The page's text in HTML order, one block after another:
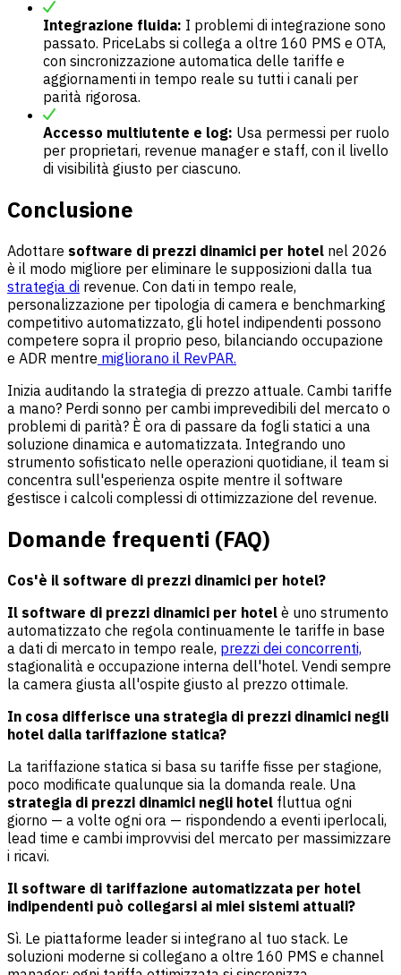
Integrazione fluida: I problemi di integrazione sono
passato. PriceLabs si collega a oltre 160 PMS e OTA,
con sincronizzazione automatica delle tariffe e
aggiornamenti in tempo reale su tutti i canali per
parità rigorosa.
Accesso multiutente e log: Usa permessi per ruolo
per proprietari, revenue manager e staff, con il livello
di visibilità giusto per ciascuno.
Conclusione
Adottare software di prezzi dinamici per hotel nel 2026
è il modo migliore per eliminare le supposizioni dalla tua
strategia di revenue. Con dati in tempo reale,
personalizzazione per tipologia di camera e benchmarking
competitivo automatizzato, gli hotel indipendenti possono
competere sopra il proprio peso, bilanciando occupazione
e ADR mentre migliorano il RevPAR.
Inizia auditando la strategia di prezzo attuale. Cambi tariffe
a mano? Perdi sonno per cambi imprevedibili del mercato o
problemi di parità? È ora di passare da fogli statici a una
soluzione dinamica e automatizzata. Integrando uno
strumento sofisticato nelle operazioni quotidiane, il team si
concentra sull'esperienza ospite mentre il software
gestisce i calcoli complessi di ottimizzazione del revenue.
Domande frequenti (FAQ)
Cos'è il software di prezzi dinamici per hotel?
Il software di prezzi dinamici per hotel è uno strumento
automatizzato che regola continuamente le tariffe in base
a dati di mercato in tempo reale, prezzi dei concorrenti,
stagionalità e occupazione interna dell'hotel. Vendi sempre
la camera giusta all'ospite giusto al prezzo ottimale.
In cosa differisce una strategia di prezzi dinamici negli
hotel dalla tariffazione statica?
La tariffazione statica si basa su tariffe fisse per stagione,
poco modificate qualunque sia la domanda reale. Una
strategia di prezzi dinamici negli hotel fluttua ogni
giorno — a volte ogni ora — rispondendo a eventi iperlocali,
lead time e cambi improvvisi del mercato per massimizzare
i ricavi.
Il software di tariffazione automatizzata per hotel
indipendenti può collegarsi ai miei sistemi attuali?
Sì. Le piattaforme leader si integrano al tuo stack. Le
soluzioni moderne si collegano a oltre 160 PMS e channel